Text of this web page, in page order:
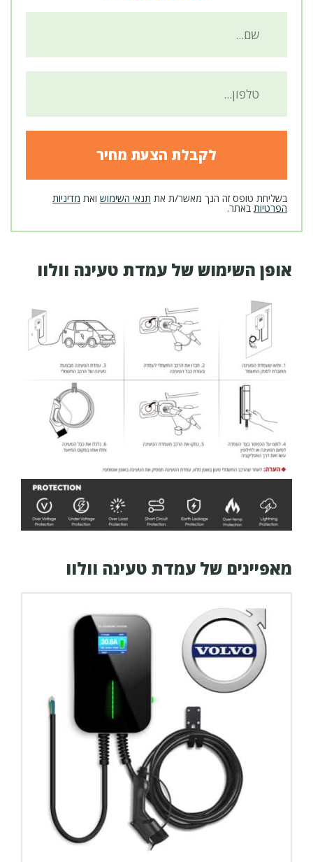
בשליחת טופס זה הנך מאשר/ת את תנאי השימוש ואת מדיניות
הפרטיות באתר.
אופן השימוש של עמדת טעינה וולוו
מאפיינים של עמדת טעינה וולוו